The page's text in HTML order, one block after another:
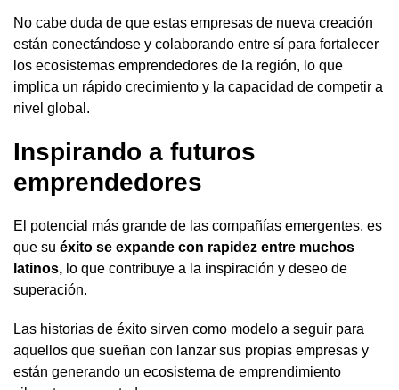
No cabe duda de que estas empresas de nueva creación
están conectándose y colaborando entre sí para fortalecer
los ecosistemas emprendedores de la región, lo que
implica un rápido crecimiento y la capacidad de competir a
nivel global.
Inspirando a futuros
emprendedores
El potencial más grande de las compañías emergentes, es
que su éxito se expande con rapidez entre muchos
latinos, lo que contribuye a la inspiración y deseo de
superación.
Las historias de éxito sirven como modelo a seguir para
aquellos que sueñan con lanzar sus propias empresas y
están generando un ecosistema de emprendimiento